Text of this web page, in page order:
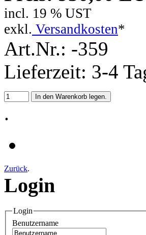
incl. 19 % UST
exkl. Versandkosten*
Art.Nr.: -359
Lieferzeit: 3-4
.
Zurück.
Login
Login
Benutzername